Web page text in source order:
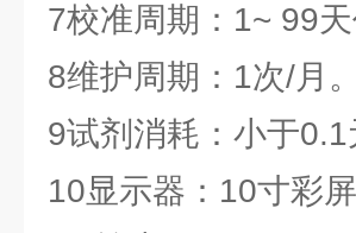
7校准周期：1~ 99
8维护周期：1次/月。
9试剂消耗：小于0.1
10显示器：10寸彩